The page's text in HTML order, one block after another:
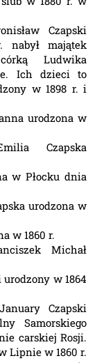
Czapski
nabył majątek
Ludwika
Ich dzieci to
w 1898 r. i
urodzona w
Czapska
w Płocku dnia
urodzona w
w 1860 r.
Michał
urodzony w 1864
January Czapski
Samorskiego
carskiej Rosji.
Lipnie w 1860 r.